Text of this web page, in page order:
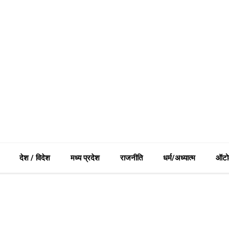
देश / विदेश मध्य प्रदेश राजनीति धर्म/अध्यात्म